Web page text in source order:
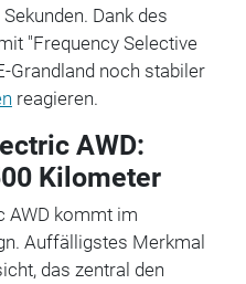
Dank des
"Frequency Selective
Grandland noch stabiler
reagieren.
AWD:
Kilometer
AWD kommt im
Auffälligstes Merkmal
das zentral den